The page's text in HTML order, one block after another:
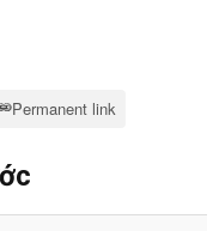
Permanent link